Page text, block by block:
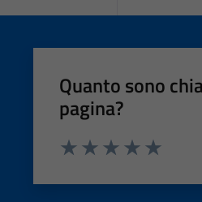
Quanto sono
pagina?